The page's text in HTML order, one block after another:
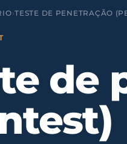
›TESTE DE PENETRAÇÃO
de